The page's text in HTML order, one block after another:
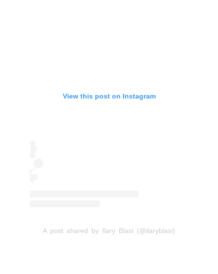
View this post on Instagram
A post shared by Ilary Blasi (@ilaryblasi)